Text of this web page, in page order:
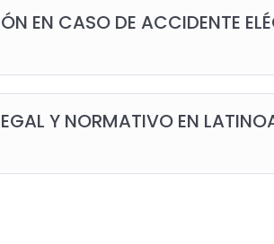
EN CASO DE ACCIDENTE
Y NORMATIVO EN